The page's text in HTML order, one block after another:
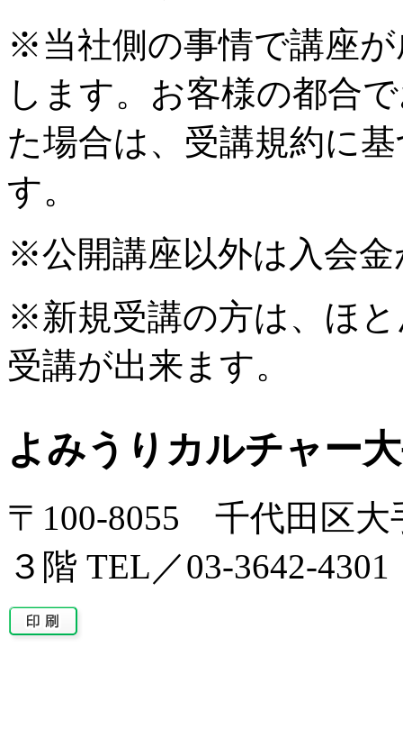
※当社側の事情で講座
します。お客様の都合
た場合は、受講規約に
す。
※公開講座以外は入会
※新規受講の方は、ほ
受講が出来ます。
よみうりカルチャー
〒100-8055 千代田区大
３階 TEL／03-3642-4301